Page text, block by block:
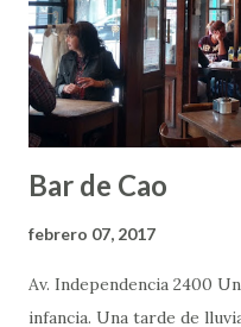
tapa de mármol de
acompaña el café, o la
las servilletitas con el
que rep...
Bar de Cao
febrero 07, 2017
Av. Independencia 2400
infancia. Una tarde de